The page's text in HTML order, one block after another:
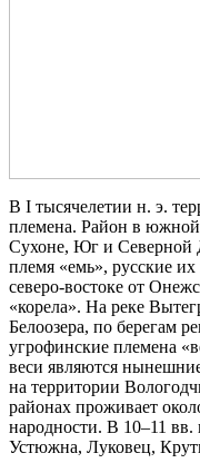
В I тысячелетии н. э.
племена. Район в южной
Сухоне, Юг и Северной
племя «емь», русские
северо-востоке от
«корела». На реке
Белоозера, по берегам
угрофинские племена
веси являются
на территории
районах проживает
народности. В 10–11
Устюжна, Луковец,